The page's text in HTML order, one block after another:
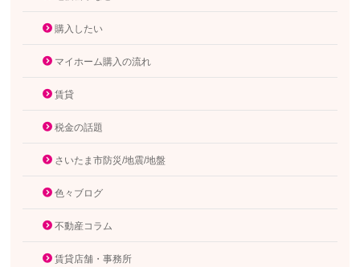
購入したい
マイホーム購入の流れ
賃貸
税金の話題
さいたま市防災/地震/地盤
色々ブログ
不動産コラム
賃貸店舗・事務所